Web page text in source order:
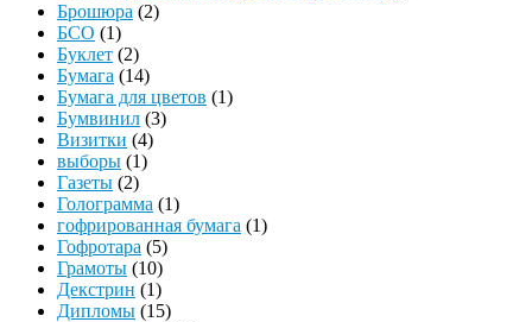
Брошюра (2)
БСО (1)
Буклет (2)
Бумага (14)
Бумага для цветов (1)
Бумвинил (3)
Визитки (4)
выборы (1)
Газеты (2)
Голограмма (1)
гофрированная бумага (1)
Гофротара (5)
Грамоты (10)
Декстрин (1)
Дипломы (15)